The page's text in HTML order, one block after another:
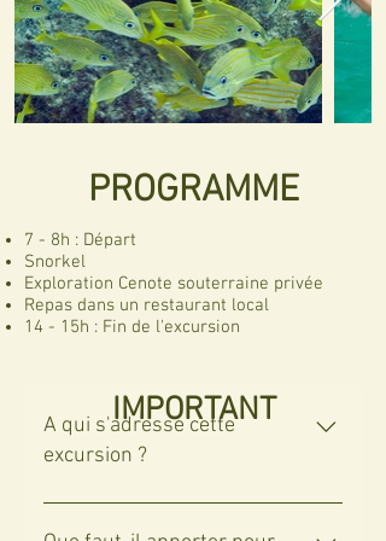
PROGRAMME
7 - 8h : Départ
Snorkel
Exploration Cenote souterraine privée
Repas dans un restaurant local
14 - 15h : Fin de l'excursion
A qui s'adresse cette
excursion ?
L'excursion dans l'Inframonde Maya
IMPORTANT